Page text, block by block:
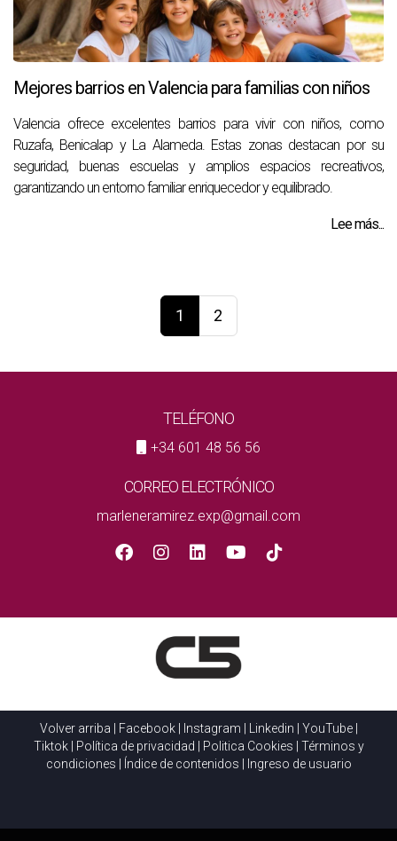
Mejores barrios en Valencia para familias con niños
Valencia ofrece excelentes barrios para vivir con niños, como
Ruzafa, Benicalap y La Alameda. Estas zonas destacan por su
seguridad, buenas escuelas y amplios espacios recreativos,
garantizando un entorno familiar enriquecedor y equilibrado.
Lee más...
1 2
TELÉFONO
+34 601 48 56 56
CORREO ELECTRÓNICO
marleneramirez.exp@gmail.com
Volver arriba Facebook| Instagram Linkedin YouTube|
Tiktok| Política de privacidad Politica Cookies
Términos y
condiciones
Índice de contenidos Ingreso de usuario